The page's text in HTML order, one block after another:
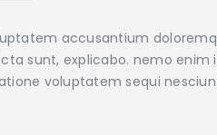
accusantium
sunt, explicabo. nemo
voluptatem sequi